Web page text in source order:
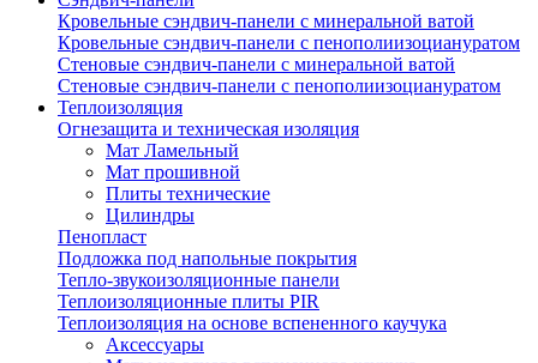
Кровельные сэндвич-панели с минеральной ватой
Кровельные сэндвич-панели с пенополиизоциануратом
Стеновые сэндвич-панели с минеральной ватой
Стеновые сэндвич-панели с пенополиизоциануратом
Теплоизоляция
Огнезащита и техническая изоляция
Мат Ламельный
Мат прошивной
Плиты технические
Цилиндры
Пенопласт
Подложка под напольные покрытия
Тепло-звукоизоляционные панели
Теплоизоляционные плиты PIR
Теплоизоляция на основе вспененного каучука
Аксессуары